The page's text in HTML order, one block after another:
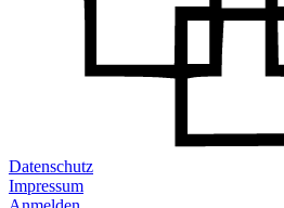
Datenschutz
Impressum